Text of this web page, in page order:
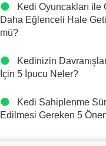
Kedi Oyuncakları ile
Daha Eğlenceli Hale
mü?
Kedinizin
İçin 5 İpucu Neler?
Kedi Sahiplenme
Edilmesi Gereken 5